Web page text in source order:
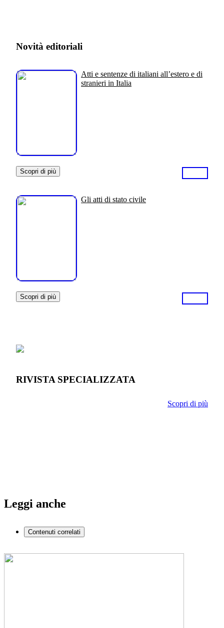
Novità editoriali
Atti e sentenze di italiani all’estero e di
stranieri in Italia
Scopri di più
Gli atti di stato civile
Scopri di più
RIVISTA SPECIALIZZATA
Scopri di più
Leggi anche
Contenuti correlati